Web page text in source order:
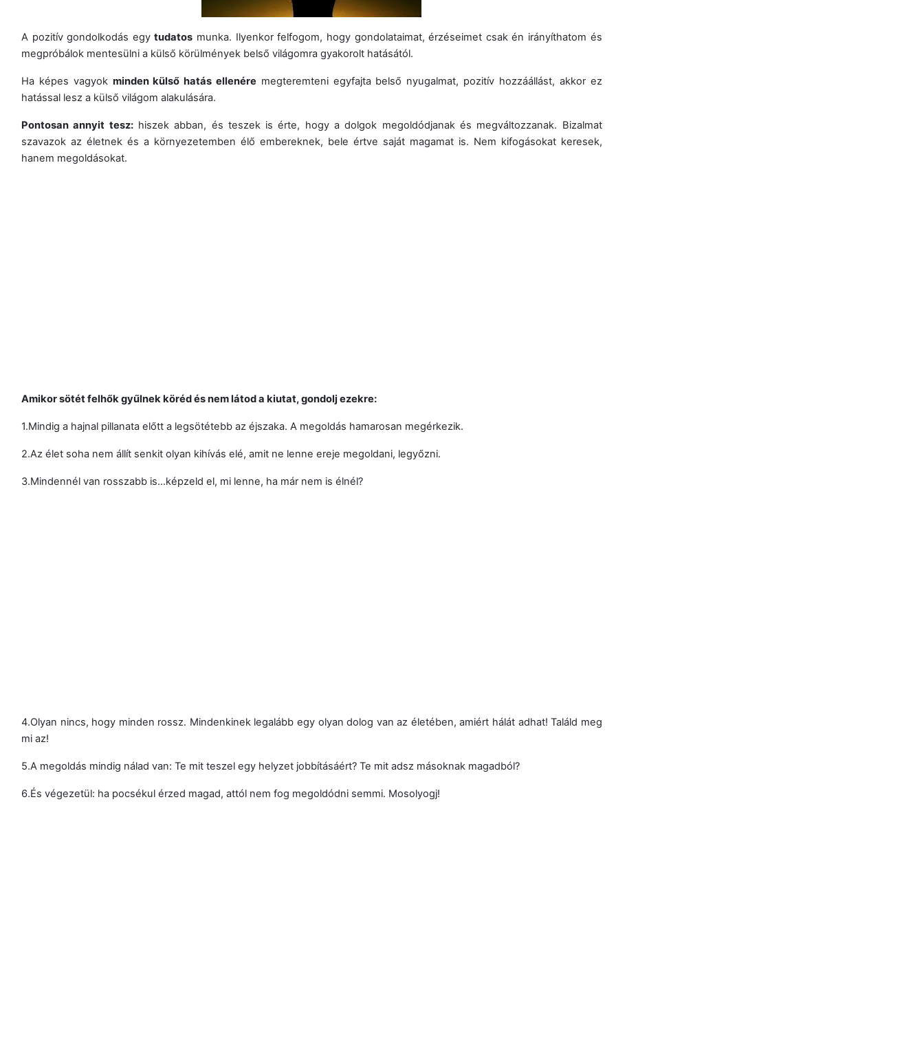
A pozitív gondolkodás egytudatos munka. Ilyenkor felfogom, hogy gondolataimat, érzéseimet csak én irányíthatom és
megpróbálok mentesülni a külső körülmények belső világomra gyakorolt hatásától.
Ha képes vagyok minden külső hatás ellenére megteremteni egyfajta belső nyugalmat, pozitív hozzáállást, akkor ez
hatással lesz a külső világom alakulására.
Pontosan annyit tesz:hiszek abban, és teszek is érte, hogy a dolgok megoldódjanak és megváltozzanak. Bizalmat
szavazok az életnek és a környezetemben élő embereknek, bele értve saját magamat is. Nem kifogásokat keresek,
hanem megoldásokat.
Amikor sötét felhők gyűlnek köréd és nem látod a kiutat, gondolj ezekre:
1.Mindig a hajnal pillanata előtt a legsötétebb az éjszaka. A megoldás hamarosan megérkezik.
2.Az élet soha nem állít senkit olyan kihívás elé, amit ne lenne ereje megoldani, legyőzni.
3.Mindennél van rosszabb is…képzeld el, mi lenne, ha már nem is élnél?
4.Olyan nincs, hogy minden rossz. Mindenkinek legalább egy olyan dolog van az életében, amiért hálát adhat! Találd meg
mi az!
5.A megoldás mindig nálad van: Te mit teszel egy helyzet jobbításáért? Te mit adsz másoknak magadból?
6.És végezetül: ha pocsékul érzed magad, attól nem fog megoldódni semmi. Mosolyogj!